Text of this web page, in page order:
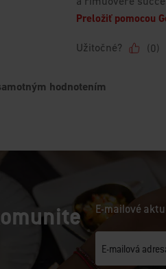
E-mailové
E-mailová